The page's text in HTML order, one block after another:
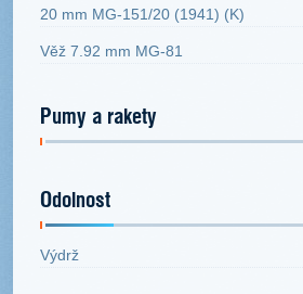
20 mm MG-151/20 (1941) (K)
Věž 7.92 mm MG-81
Pumy a rakety
Odolnost
Výdrž